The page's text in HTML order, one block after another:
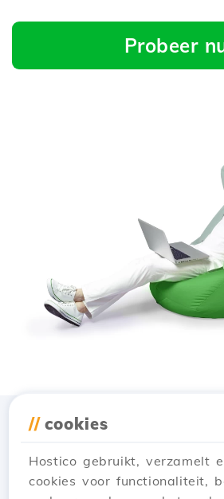
Probeer
// cookies
Hostico gebruikt, verzamelt
cookies voor functionaliteit,
Download de app